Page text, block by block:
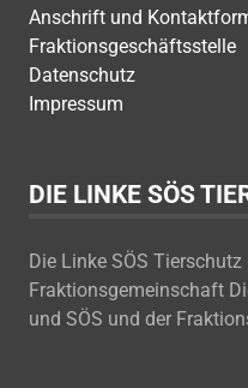
Anschrift und
Fraktionsgeschäftsstelle
Datenschutz
Impressum
DIE LINKE SÖS
Die Linke SÖS
Fraktionsgemeinschaft
und SÖS und der